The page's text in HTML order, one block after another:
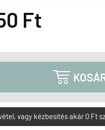
Ft

vagy kézbesítés akár 0 Ft